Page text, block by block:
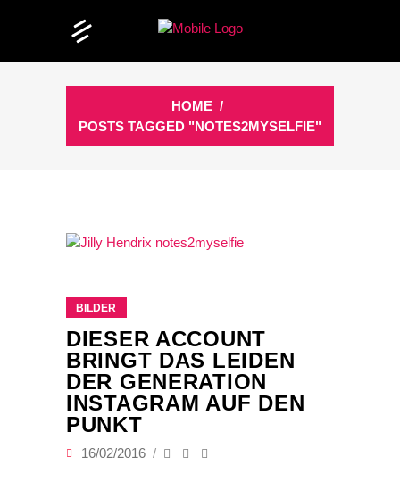
HOME /
POSTS TAGGED "NOTES2MYSELFIE"
BILDER
DIESER ACCOUNT
BRINGT DAS LEIDEN
DER GENERATION
INSTAGRAM AUF DEN
PUNKT
16/02/2016